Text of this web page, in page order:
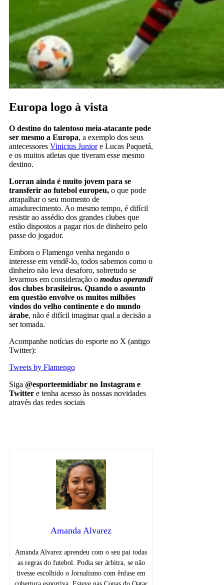
Europa logo à vista
O destino do talentoso meia-atacante pode
ser mesmo a Europa, a exemplo dos seus
antecessores Vinicius Juniore Lucas Paquetá,
e os muitos atletas que tiveram esse mesmo
destino.
Lorran ainda é muito jovem para se
transferir ao futebol europeu, o que pode
atrapalhar o seu momento de
amadurecimento. Ao mesmo tempo, é difícil
resistir ao assédio dos grandes clubes que
estão dispostos a pagar rios de dinheiro pelo
passe do jogador.
Embora o Flamengo venha negando o
interesse em vendê-lo, todos sabemos como o
dinheiro não leva desaforo, sobretudo se
levarmos em consideração o modus operandi
dos clubes brasileiros. Quando o assunto
em questão envolve os muitos milhões
vindos do velho continente e do mundo
árabe, não é difícil imaginar qual a decisão a
ser tomada.
Acompanhe notícias do esporte no X (antigo
Twitter):
Tweets by Flamengo
Siga @esporteemidiabr no Instagram e
Twitter e tenha acesso às nossas novidades
através das redes sociais
Amanda Alvarez
Amanda Alvarez aprendeu com o seu pai todas
as regras do futebol. Podia ser árbitra, se não
tivesse escolhido o Jornalismo com ênfase em